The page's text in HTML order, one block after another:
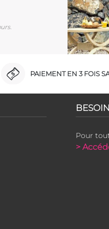
PAIEMENT EN 3 FOIS
Pour
>